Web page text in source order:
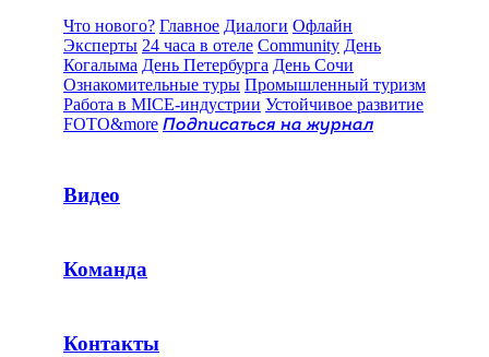
Что нового? Главное Диалоги Офлайн
Эксперты 24 часа в отеле Community День
Когалыма День Петербурга День Сочи
Ознакомительные туры Промышленный туризм
Работа в MICE-индустрии Устойчивое развитие
FOTO&more Подписаться на журнал
Видео
Команда
Контакты